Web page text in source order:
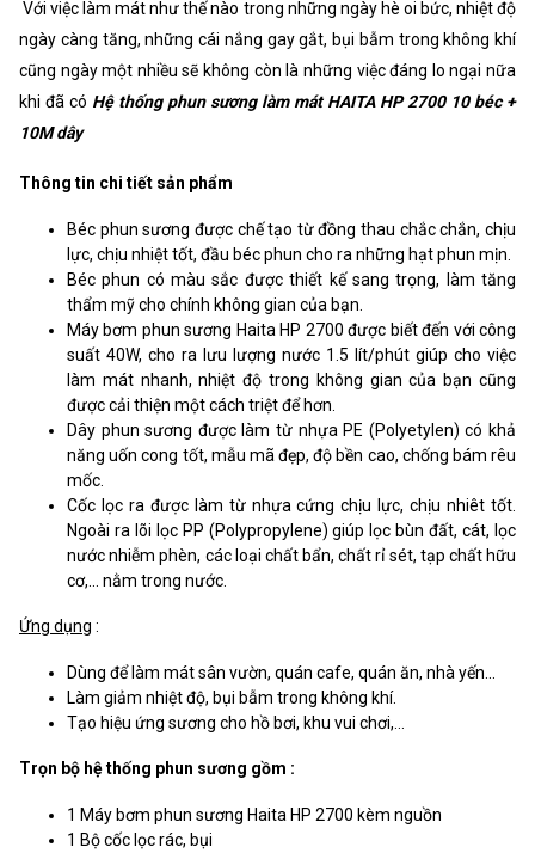
Với việc làm mát như thế nào trong những ngày hè oi bức, nhiệt độ
ngày càng tăng, những cái nắng gay gắt, bụi bẫm trong không khí
cũng ngày một nhiều sẽ không còn là những việc đáng lo ngại nữa
khi đã có Hệ thống phun sương làm mát HAITA HP 2700 10 béc +
10M dây
Thông tin chi tiết sản phẩm
Béc phun sương được chế tạo từ đồng thau chắc chắn, chịu
lực, chịu nhiệt tốt, đầu béc phun cho ra những hạt phun mịn.
Béc phun có màu sắc được thiết kế sang trọng, làm tăng
thẩm mỹ cho chính không gian của bạn.
Máy bơm phun sương Haita HP 2700 được biết đến với công
suất 40W, cho ra lưu lượng nước 1.5 lít/phút giúp cho việc
làm mát nhanh, nhiệt độ trong không gian của bạn cũng
được cải thiện một cách triệt để hơn.
Dây phun sương được làm từ nhựa PE (Polyetylen) có khả
năng uốn cong tốt, mẫu mã đẹp, độ bền cao, chống bám rêu
mốc.
Cốc lọc ra được làm từ nhựa cứng chịu lực, chịu nhiêt tốt.
Ngoài ra lõi lọc PP (Polypropylene) giúp lọc bùn đất, cát, lọc
nước nhiễm phèn, các loại chất bẩn, chất rỉ sét, tạp chất hữu
cơ,… nằm trong nước.
Ứng dụng :
Dùng để làm mát sân vườn, quán cafe, quán ăn, nhà yến...
Làm giảm nhiệt độ, bụi bẫm trong không khí.
Tạo hiệu ứng sương cho hồ bơi, khu vui chơi,...
Trọn bộ hệ thống phun sương gồm :
1 Máy bơm phun sương Haita HP 2700 kèm nguồn
1 Bộ cốc lọc rác, bụi